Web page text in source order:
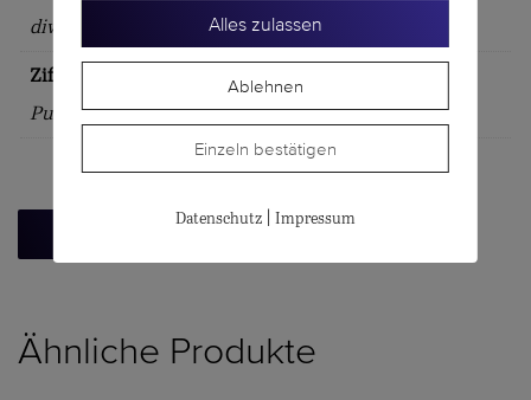
diverse
Zifferblattindex
Punkte
Ähnliche Produkte
Alles zulassen
Ablehnen
Einzeln bestätigen
Datenschutz| Impressum